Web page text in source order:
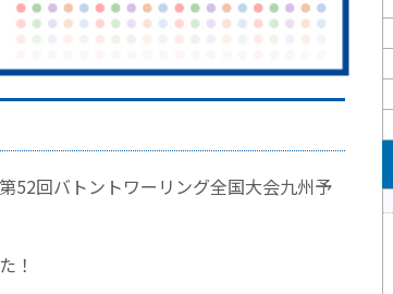
52回バトントワーリング全国大会九州予
！